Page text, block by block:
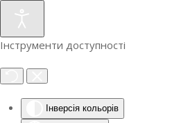
Інструменти доступності
Інверсія кольорів